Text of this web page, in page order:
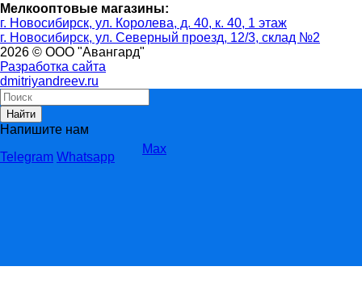
Мелкооптовые магазины:
г. Новосибирск, ул. Королева, д. 40, к. 40, 1 этаж
г. Новосибирск, ул. Северный проезд, 12/3, ​склад №2
2026 © ООО "Авангард"
Разработка сайта
dmitriyandreev.ru
Найти
Напишите нам
Telegram Whatsapp
Max